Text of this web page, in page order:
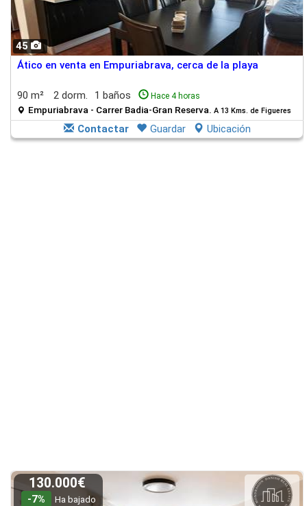
45
Ático en venta en Empuriabrava, cerca de la playa
90 m² 2 dorm. 1 baños Hace 4 horas
Empuriabrava - Carrer Badia-Gran Reserva. A 13 Kms. de Figueres
Contactar Guardar Ubicación
130.000€
-7%
Ha bajado